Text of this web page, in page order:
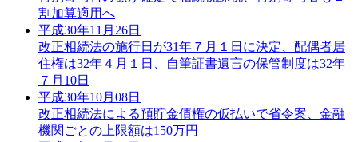
割加算適用へ
平成30年11月26日
改正相続法の施行日が31年７月１日に決定、配偶者居
住権は32年４月１日、自筆証書遺言の保管制度は32年
７月10日
平成30年10月08日
改正相続法による預貯金債権の仮払いで省令案、金融
機関ごとの上限額は150万円